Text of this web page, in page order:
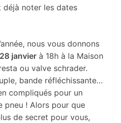
déjà noter les dates
nous vous donnons
janvier à 18h à la Maison
ou valve schrader.
bande réfléchissante…
compliqués pour un
pneu ! Alors pour que
de secret pour vous,